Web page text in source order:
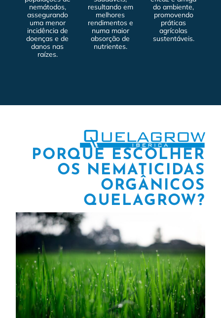
nemátodos,
assegurando
uma menor
incidência de
doenças e de
danos nas
raízes.
resultando em
melhores
rendimentos e
numa maior
absorção de
nutrientes.
do ambiente,
promovendo
práticas
agrícolas
sustentáveis.
PORQUÊ ESCOLHER
OS NEMATICIDAS
ORGÂNICOS
QUELAGROW?